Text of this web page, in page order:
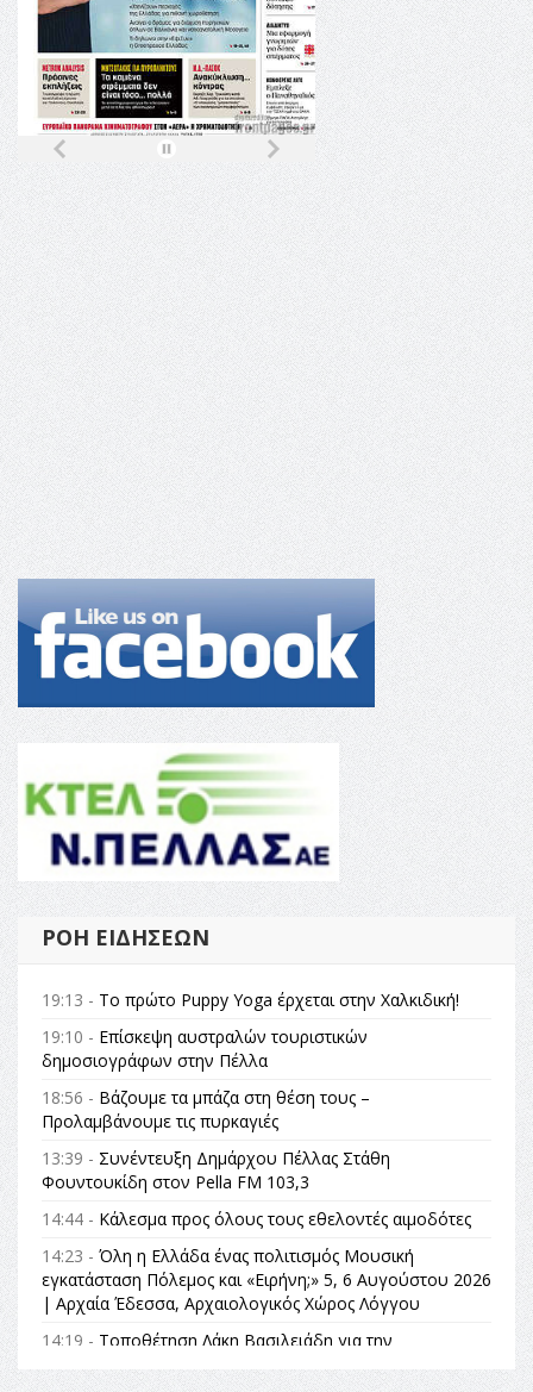
ΡΟΉ ΕΙΔΉΣΕΩΝ
19:13 - Το πρώτο Puppy Yoga έρχεται στην Χαλκιδική!
19:10 - Επίσκεψη αυστραλών τουριστικών
δημοσιογράφων στην Πέλλα
18:56 - Βάζουμε τα μπάζα στη θέση τους –
Προλαμβάνουμε τις πυρκαγιές
13:39 - Συνέντευξη Δημάρχου Πέλλας Στάθη
Φουντουκίδη στον Pella FM 103,3
14:44 - Κάλεσμα προς όλους τους εθελοντές αιμοδότες
14:23 - Όλη η Ελλάδα ένας πολιτισμός Μουσική
εγκατάσταση Πόλεμος και «Ειρήνη;» 5, 6 Αυγούστου 2026
| Αρχαία Έδεσσα, Αρχαιολογικός Χώρος Λόγγου
14:19 - Τοποθέτηση Λάκη Βασιλειάδη για την
Αναθεώρηση του Συντάγματος: «Σε τέτοιες κορυφαίες